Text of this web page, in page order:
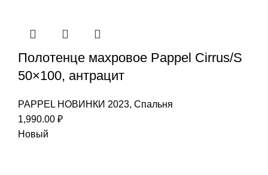
Полотенце махровое Pappel Cirrus/S
50×100, антрацит
PAPPEL НОВИНКИ 2023, Спальня
1,990.00 ₽
Новый